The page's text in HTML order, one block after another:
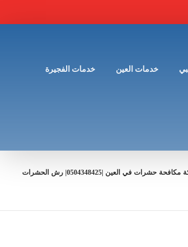
خدمات العين خدمات الفجيرة
حشرات في العين |0504348425| رش الحشرات